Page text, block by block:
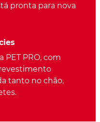
pronta para nova
PET PRO, com
tanto no chão,